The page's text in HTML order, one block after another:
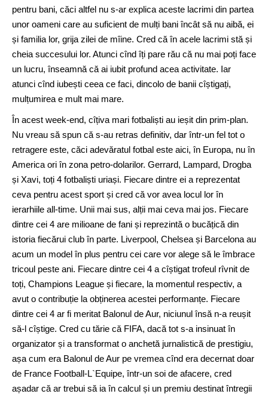
pentru bani, căci altfel nu s-ar explica aceste lacrimi din partea
unor oameni care au suficient de mulți bani încât să nu aibă, ei
și familia lor, grija zilei de mîine. Cred că în acele lacrimi stă și
cheia succesului lor. Atunci cînd îți pare rău că nu mai poți face
un lucru, înseamnă că ai iubit profund acea activitate. Iar
atunci cînd iubești ceea ce faci, dincolo de banii cîștigați,
mulțumirea e mult mai mare.
În acest week-end, cîțiva mari fotbaliști au ieșit din prim-plan.
Nu vreau să spun că s-au retras definitiv, dar într-un fel tot o
retragere este, căci adevăratul fotbal este aici, în Europa, nu în
America ori în zona petro-dolarilor. Gerrard, Lampard, Drogba
și Xavi, toți 4 fotbaliști uriași. Fiecare dintre ei a reprezentat
ceva pentru acest sport și cred că vor avea locul lor în
ierarhiile all-time. Unii mai sus, alții mai ceva mai jos. Fiecare
dintre cei 4 are milioane de fani și reprezintă o bucățică din
istoria fiecărui club în parte. Liverpool, Chelsea și Barcelona au
acum un model în plus pentru cei care vor alege să le îmbrace
tricoul peste ani. Fiecare dintre cei 4 a cîștigat trofeul rîvnit de
toți, Champions League și fiecare, la momentul respectiv, a
avut o contribuție la obținerea acestei performanțe. Fiecare
dintre cei 4 ar fi meritat Balonul de Aur, niciunul însă n-a reușit
să-l cîștige. Cred cu tărie că FIFA, dacă tot s-a insinuat în
organizator și a transformat o anchetă jurnalistică de prestigiu,
așa cum era Balonul de Aur pe vremea cînd era decernat doar
de France Football-L`Equipe, într-un soi de afacere, cred
așadar că ar trebui să ia în calcul și un premiu destinat întregii